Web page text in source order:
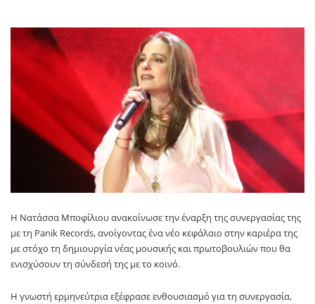
Η Νατάσσα Μποφίλιουανακοίνωσε την έναρξη της συνεργασίας της
με τη Panik Records, ανοίγοντας ένα νέο κεφάλαιο στην καριέρα της
με στόχο τη δημιουργία νέας μουσικής και πρωτοβουλιών που θα
ενισχύσουν τη σύνδεσή της με το κοινό.
Η γνωστή ερμηνεύτρια εξέφρασε ενθουσιασμό για τη συνεργασία,